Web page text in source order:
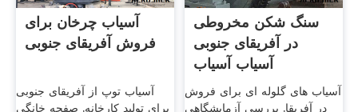
آسیاب چرخان برای
فروش آفریقای جنوبی
آسیاب توپ از آفریقای جنوبی
برای تولید کارخانه. صفحه خانگی
سنگ شکن مخروطی
در آفریقای جنوبی
آسیاب آسیاب
آسیاب های گلوله ای برای فروش
در آفریقا. بررسی آزمایشگاهی